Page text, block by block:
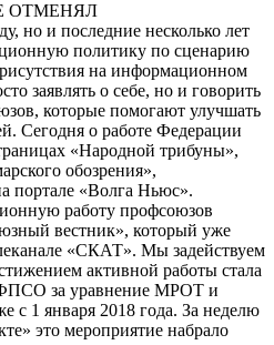
ОТМЕНЯЛ
но и последние несколько лет
политику по сценарию
на информационном
заявлять о себе, но и говорить
которые помогают улучшать
Сегодня о работе Федерации
«Народной трибуны»,
обозрения»,
портале «Волга Ньюс».
работу профсоюзов
вестник», который уже
«СКАТ». Мы задействуем
активной работы стала
ФПСО за уравнение МРОТ и
с 1 января 2018 года. За неделю
это мероприятие набрало